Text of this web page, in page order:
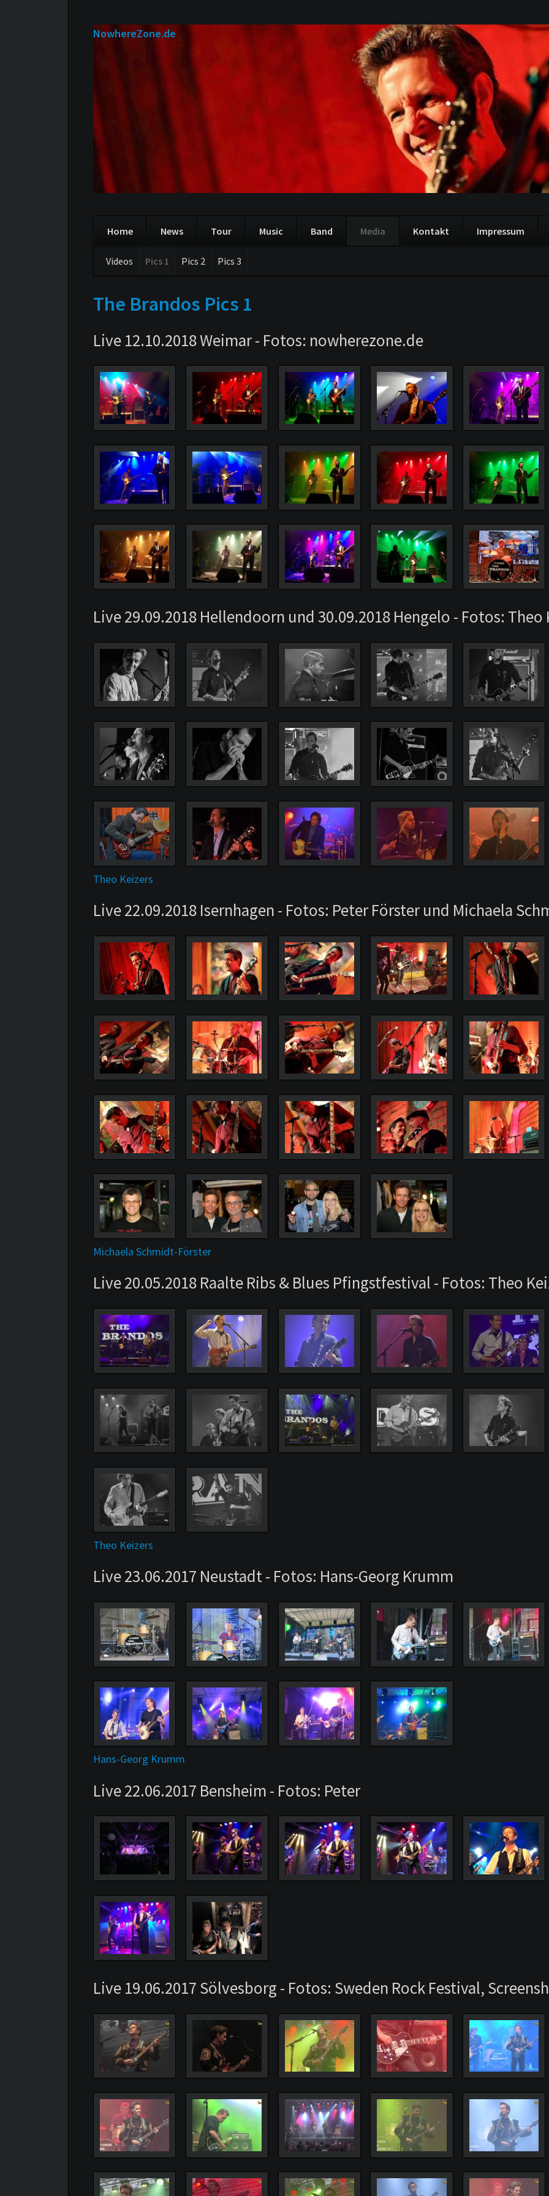
NowhereZone.de
Home News Tour Music Band Media Kontakt Impressum
Videos Pics 1 Pics 2 Pics 3
The Brandos Pics 1
Live 12.10.2018 Weimar - Fotos: nowherezone.de
Live 29.09.2018 Hellendoorn und 30.09.2018 Hengelo - Fotos: Theo
Theo Keizers
Live 22.09.2018 Isernhagen - Fotos: Peter Förster und Michaela
Michaela Schmidt-Förster
Live 20.05.2018 Raalte Ribs & Blues Pfingstfestival - Fotos: Theo
Theo Keizers
Live 23.06.2017 Neustadt - Fotos: Hans-Georg Krumm
Hans-Georg Krumm
Live 22.06.2017 Bensheim - Fotos: Peter
Live 19.06.2017 Sölvesborg - Fotos: Sweden Rock Festival,